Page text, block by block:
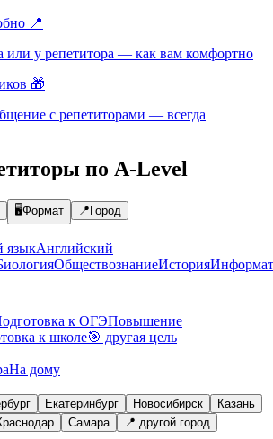
📍
или у репетитора — как вам комфортно
🎁
с репетиторами — всегда
по A-Level
🖥️Формат 📍Город
языкАнглийский
ОбществознаниеИстория
к ОГЭПовышение
к школе🎯 другая цель
На дому
Екатеринбург Новосибирск
Казань
Самара 📍 другой город